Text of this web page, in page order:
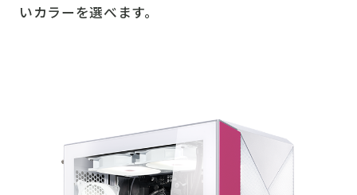
いカラーを選べます。